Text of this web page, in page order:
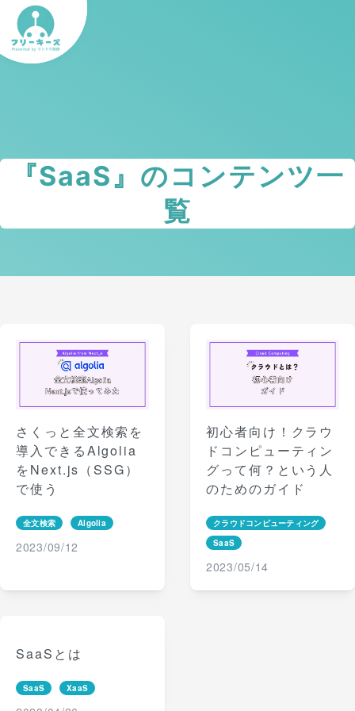
『SaaS』のコンテンツ一
覧
さくっと全文検索を
導入できるAlgolia
をNext.js（SSG）
で使う
全文検索 Algolia
2023/09/12
初心者向け！クラウ
ドコンピューティン
グって何？という人
のためのガイド
クラウドコンピューティング
SaaS
2023/05/14
SaaSとは
SaaS XaaS